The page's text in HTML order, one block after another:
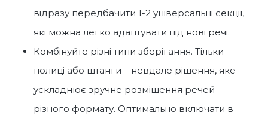
відразу передбачити 1-2 універсальні секції,
які можна легко адаптувати під нові речі.
Комбінуйте різні типи зберігання. Тільки
полиці або штанги – невдале рішення, яке
ускладнює зручне розміщення речей
різного формату. Оптимально включати в